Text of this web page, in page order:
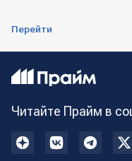
Перейти
Читайте Прайм в